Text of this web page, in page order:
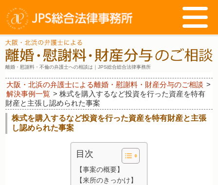
離婚・慰謝料・不倫の弁護士への相談は｜JPS総合総合法律事務所
大阪・北浜の弁護士による離婚・慰謝料・財産分与のご相談 >
解決事例一覧 >株式を購入するなど投資を行った資産を特有
財産と主張し認められた事案
株式を購入するなど投資を行った資産を特有財産と主張
し認められた事案
目次
【事案の概要】
【来所のきっかけ】